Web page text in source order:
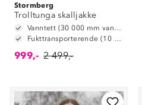
Stormberg
Trolltunga skalljakke
Vanntett (30 000 mm vannsøyle)
Fukttransporterende (10 000 g/m2/24t)
999,- 2 499,-